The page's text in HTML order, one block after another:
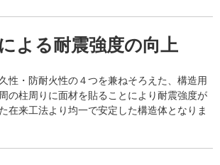
よる耐震強度の向上
性・防耐火性の４つを兼ねそろえた、構造用
の柱周りに面材を貼ることにより耐震強度が
在来工法より均一で安定した構造体となりま